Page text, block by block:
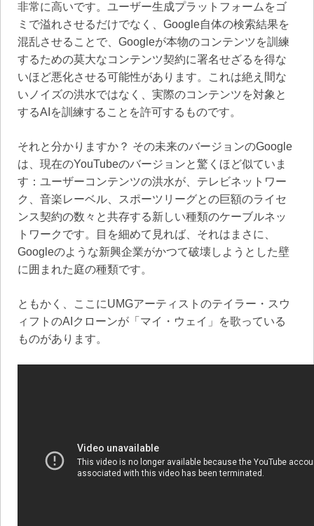
非常に高いです。ユーザー生成プラットフォームをゴ
ミで溢れさせるだけでなく、Google自体の検索結果を
混乱させることで、Googleが本物のコンテンツを訓練
するための莫大なコンテンツ契約に署名せざるを得な
いほど悪化させる可能性があります。これは絶え間な
いノイズの洪水ではなく、実際のコンテンツを対象と
するAIを訓練することを許可するものです。
それと分かりますか？ その未来のバージョンのGoogle
は、現在のYouTubeのバージョンと驚くほど似ていま
す：ユーザーコンテンツの洪水が、テレビネットワー
ク、音楽レーベル、スポーツリーグとの巨額のライセ
ンス契約の数々と共存する新しい種類のケーブルネッ
トワークです。目を細めて見れば、それはまさに、
Googleのような新興企業がかつて破壊しようとした壁
に囲まれた庭の種類です。
ともかく、ここにUMGアーティストのテイラー・スウ
ィフトのAIクローンが「マイ・ウェイ」を歌っている
ものがあります。